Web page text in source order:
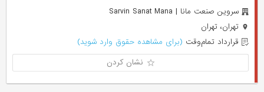
سروین صنعت مانا | Sarvin Sanat Mana
تهران، تهران
قرارداد تمام‌وقت (برای مشاهده حقوق وارد شوید)
نشان کردن